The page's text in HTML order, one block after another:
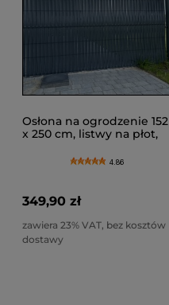
Osłona na ogrodzenie 152
x 250 cm, listwy na płot,
4.86
349,90 zł
zawiera 23% VAT, bez kosztów
dostawy